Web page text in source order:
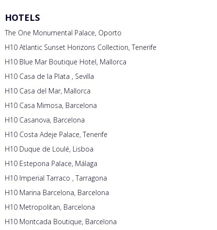
HOTELS
The One Monumental Palace, Oporto
H10 Atlantic Sunset Horizons Collection, Tenerife
H10 Blue Mar Boutique Hotel, Mallorca
H10 Casa de la Plata , Sevilla
H10 Casa del Mar, Mallorca
H10 Casa Mimosa, Barcelona
H10 Casanova, Barcelona
H10 Costa Adeje Palace, Tenerife
H10 Duque de Loulé, Lisboa
H10 Estepona Palace, Málaga
H10 Imperial Tarraco , Tarragona
H10 Marina Barcelona, Barcelona
H10 Metropolitan, Barcelona
H10 Montcada Boutique, Barcelona